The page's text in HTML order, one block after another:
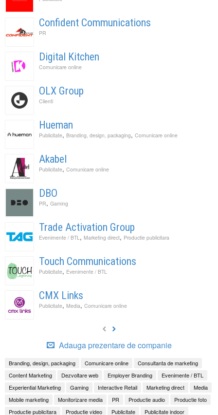
Confident Communications
PR
Digital Kitchen
Comunicare online
OLX Group
Clienti
Hueman
Publicitate, Branding, design, packaging, Comunicare online
Akabel
Publicitate, Comunicare online
DBO
PR, Gaming
Trade Activation Group
Evenimente / BTL, Marketing direct, Productie publicitara
Touch Communications
Publicitate, Evenimente / BTL
CMX Links
Publicitate, Media, Comunicare online
Adauga prezentare de companie
Branding, design, packaging Comunicare online
Consultanta de marketing
Content Marketing
Dezvoltare web Employer Branding
Evenimente / BTL
Experiential Marketing
Gaming Interactive Retail Marketing direct
Media
Mobile marketing
Monitorizare media PR Productie audio
Productie foto
Productie publicitara
Productie video Publicitate Publicitate indoor